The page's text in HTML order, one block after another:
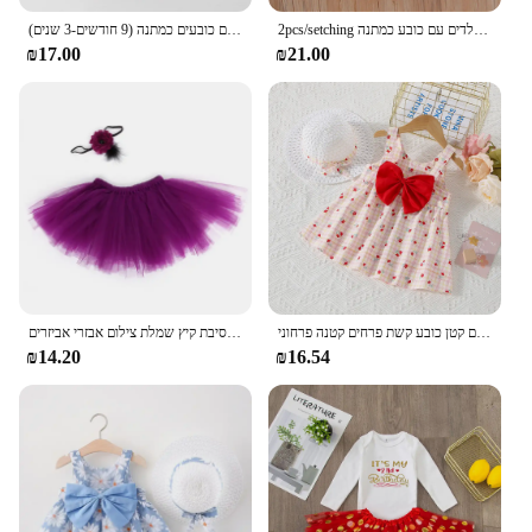
₪17.00 ₪21.00
₪14.20
בגדי ילדים חדשים בקיץ גוף מלא גוף מלא קטן פרחים קטן כובע קשת פרחים קטנה פרחוני
₪16.54